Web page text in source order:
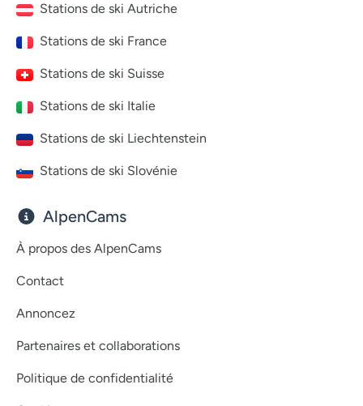
Stations de ski Autriche
Stations de ski France
Stations de ski Suisse
Stations de ski Italie
Stations de ski Liechtenstein
Stations de ski Slovénie
AlpenCams
À propos des AlpenCams
Contact
Annoncez
Partenaires et collaborations
Politique de confidentialité